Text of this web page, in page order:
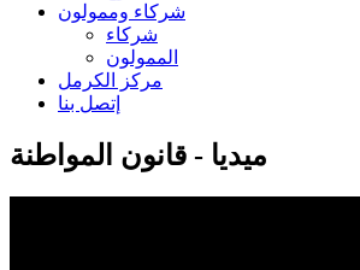
شركاء وممولون
شركاء
الممولون
مركز الكرمل
إتصل بنا
ميديا - قانون المواطنة